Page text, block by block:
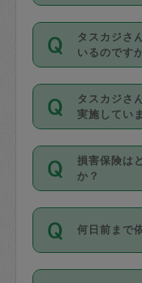
なお、タス
金のご請求
動計算で
（例：毎週
ンセルが有
は２回以上
・ＡＭ
・ＰＭ １
・夜 １
開始時間を
能です。依
んにメッセ
い。ただし
時間も被ら
掃除、整理
作り置きで
きる仕事の
する前に
確認してく
基本的に、
外での作業
タスカジさ
いるのです
主婦として
方、栄養士
育園や学校
係の専門職
すでにハウ
てお仕事を
社員など様
登録してい
タスカジさ
実施してい
応募の際に
を行ってい
写真提出を
確認してい
ング動画を
損害保険は
か？
依頼者とタ
を通して成
適用されま
何日前まで
ご依頼は